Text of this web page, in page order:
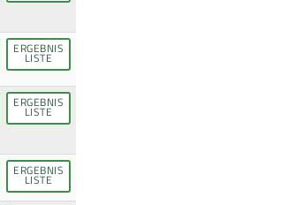
ERGEBNIS
LISTE
ERGEBNIS
LISTE
ERGEBNIS
LISTE